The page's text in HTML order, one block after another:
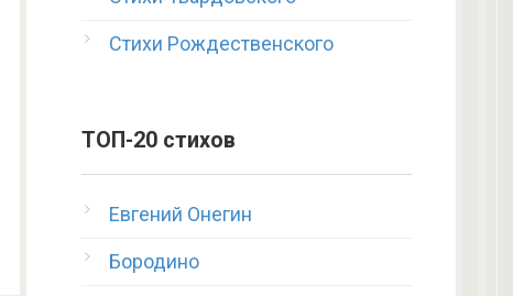
Стихи Рождественского
ТОП-20 стихов
Евгений Онегин
Бородино